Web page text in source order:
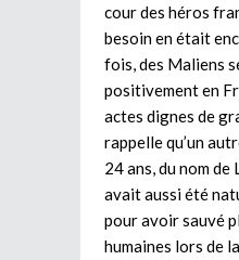
cour des héros
besoin en était
fois, des Maliens
positivement en
actes dignes de
rappelle qu’un
24 ans, du nom de
avait aussi été
pour avoir sauvé
humaines lors de